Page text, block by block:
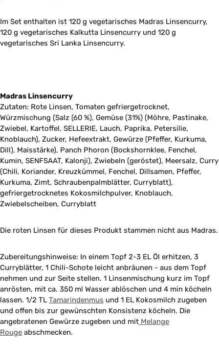
Im Set enthalten ist 120 g vegetarisches Madras Linsencurry,
120 g vegetarisches Kalkutta Linsencurry und 120 g
vegetarisches Sri Lanka Linsencurry.
Madras Linsencurry
Zutaten: Rote Linsen, Tomaten gefriergetrocknet,
Würzmischung (Salz (60 %), Gemüse (31%) (Möhre, Pastinake,
Zwiebel, Kartoffel, SELLERIE, Lauch, Paprika, Petersilie,
Knoblauch), Zucker, Hefeextrakt, Gewürze (Pfeffer, Kurkuma,
Dill), Maisstärke), Panch Phoron (Bockshornklee, Fenchel,
Kumin, SENFSAAT, Kalonji), Zwiebeln (geröstet), Meersalz, Curry
(Chili, Koriander, Kreuzkümmel, Fenchel, Dillsamen, Pfeffer,
Kurkuma, Zimt, Schraubenpalmblätter, Curryblatt),
gefriergetrocknetes Kokosmilchpulver, Knoblauch,
Zwiebelscheiben, Curryblatt
Die roten Linsen für dieses Produkt stammen nicht aus Madras.
Zubereitungshinweise: In einem Topf 2-3 EL Öl erhitzen, 3
Curryblätter, 1 Chili-Schote leicht anbräunen - aus dem Topf
nehmen und zur Seite stellen. 1 Linsenmischung kurz im Topf
anrösten, mit ca. 350 ml Wasser ablöschen und 4 min köcheln
lassen. 1/2 TL Tamarindenmus und 1 EL Kokosmilch zugeben
und offen bis zur gewünschten Konsistenz köcheln. Die
angebratenen Gewürze zugeben und mit Melange
Rouge abschmecken.